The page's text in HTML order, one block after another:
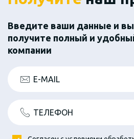
Введите ваши данные и
получите полный и
компании
E-MAIL
ТЕЛЕФОН